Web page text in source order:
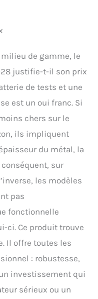
de gamme, le
28 justifie-t-il son prix
de tests et une
est un oui franc. Si
chers sur le
ils impliquent
du métal, la
sur
les modèles
pas
fonctionnelle
ci. Ce produit trouve
Il offre toutes les
: robustesse,
investissement qui
sérieux ou un